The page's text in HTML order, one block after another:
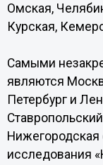
Омская,
Курская,
Самыми
являются
Петербург и
Нижегородская
исследования